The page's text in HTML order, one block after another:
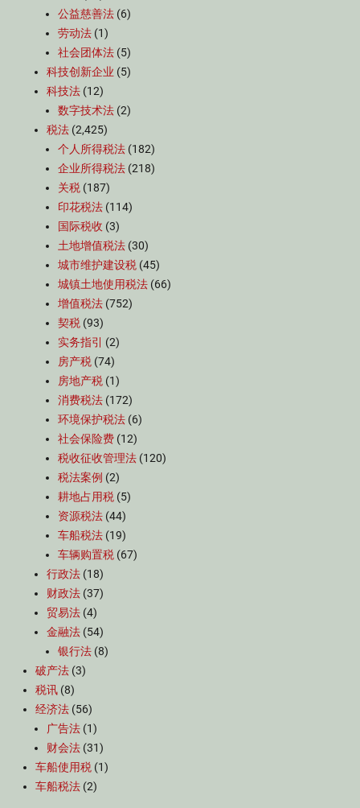
公益慈善法 (6)
劳动法 (1)
社会团体法 (5)
科技创新企业 (5)
科技法 (12)
数字技术法 (2)
税法 (2,425)
个人所得税法 (182)
企业所得税法 (218)
关税 (187)
印花税法 (114)
国际税收 (3)
土地增值税法 (30)
城市维护建设税 (45)
城镇土地使用税法 (66)
增值税法 (752)
契税 (93)
实务指引
(2)
房产税 (74)
房地产税 (1)
消费税法 (172)
环境保护税法 (6)
社会保险费 (12)
税收征收管理法 (120)
税法案例 (2)
耕地占用税 (5)
资源税法 (44)
车船税法 (19)
车辆购置税 (67)
行政法 (18)
财政法 (37)
贸易法 (4)
金融法 (54)
银行法 (8)
破产法 (3)
税讯 (8)
经济法 (56)
广告法 (1)
财会法 (31)
车船使用税 (1)
车船税法 (2)